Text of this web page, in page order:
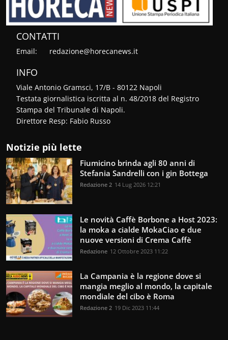
CONTATTI
Email: redazione@horecanews.it
INFO
Viale Antonio Gramsci, 17/B - 80122 Napoli
Testata giornalistica iscritta al n. 48/2018 del Registro
Stampa del Tribunale di Napoli.
Direttore Resp: Fabio Russo
Notizie più lette
Fiumicino brinda agli 80 anni di
Stefania Sandrelli con i gin Bottega
Redazione 2 14 Lug 2026 12:21
Le novità Caffè Borbone a Host 2023:
la moka a cialde MokaCiao e due
nuove versioni di Crema Caffè
Redazione 12 Ottobre 2023 11:22
La Campania è la regione dove si
mangia meglio al mondo, la capitale
mondiale del cibo è Roma
Redazione 2 19 Dic 2023 11:44